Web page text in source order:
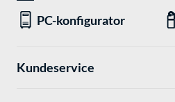
PC-konfigurator
Kundeservice